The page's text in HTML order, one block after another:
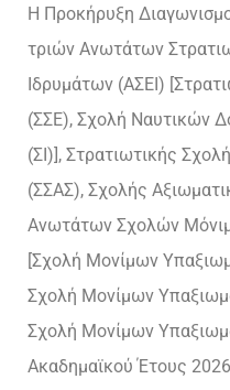
Η Προκήρυξη
τριών Ανωτάτων
Ιδρυμάτων (ΑΣΕΙ)
(ΣΣΕ), Σχολή Ναυτικών
(ΣΙ)], Στρατιωτικής
(ΣΣΑΣ), Σχολής
Ανωτάτων Σχολών
[Σχολή Μονίμων
Σχολή Μονίμων
Σχολή Μονίμων
Ακαδημαϊκού Έτους